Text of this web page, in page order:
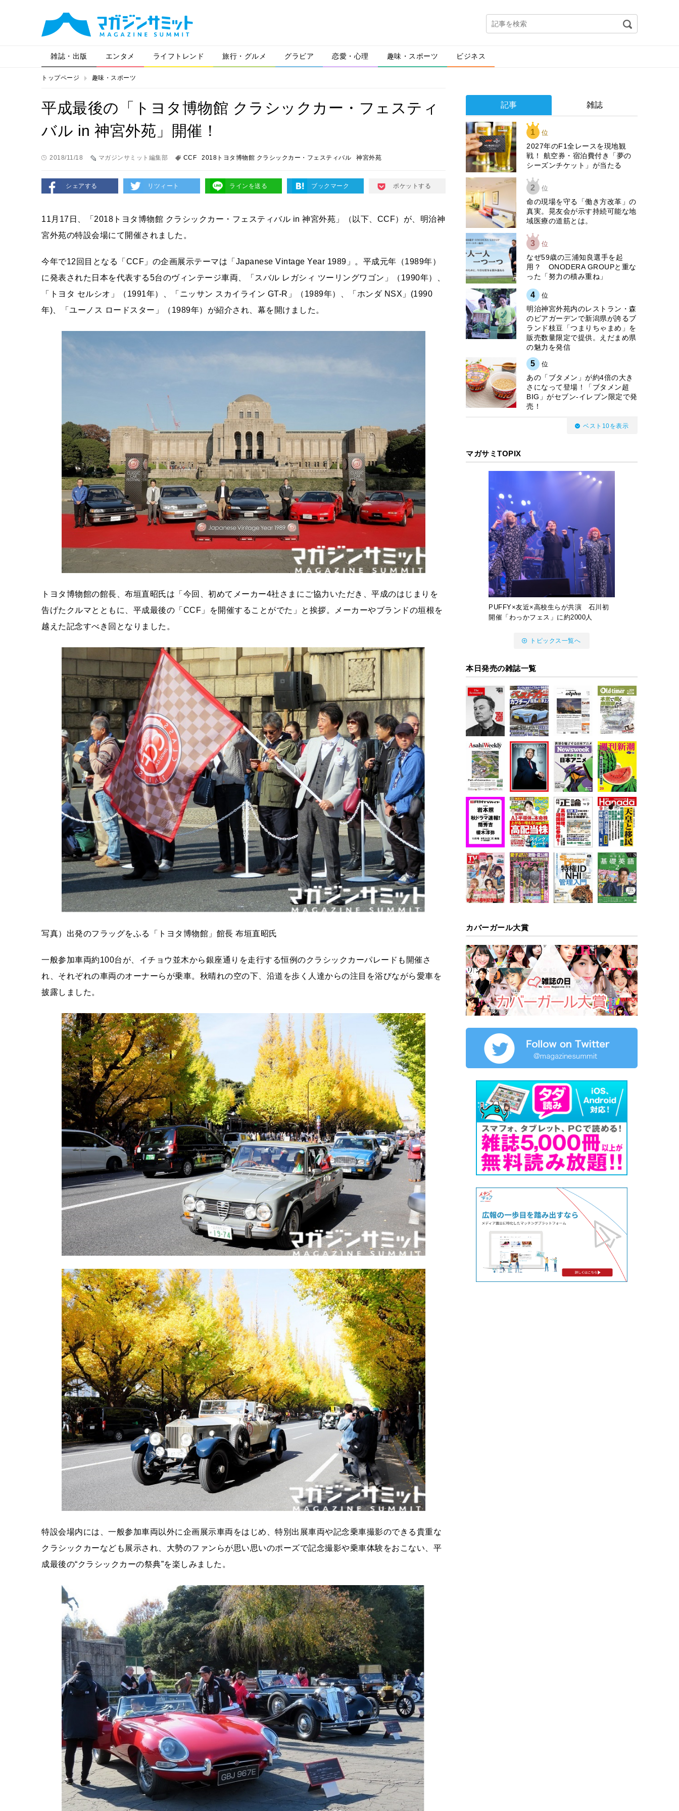
雑誌・出版 エンタメ ライフトレンド 旅行・グルメ グラビア 恋愛・心理 趣味・スポーツ ビジネス
トップページ 趣味・スポーツ
平成最後の「トヨタ博物館 クラシックカー・フェスティ
バル in 神宮外苑」開催！
2018/11/18 マガジンサミット編集部 CCF 2018トヨタ博物館 クラシックカー・フェスティバル 神宮外苑
シェアする リツィート ラインを送る ブックマーク ポケットする
11月17日、「2018トヨタ博物館 クラシックカー・フェスティバル in 神宮外苑」（以下、CCF）が、明治神
宮外苑の特設会場にて開催されました。
今年で12回目となる「CCF」の企画展示テーマは「Japanese Vintage Year 1989」。平成元年（1989年）
に発表された日本を代表する5台のヴィンテージ車両、「スバル レガシィ ツーリングワゴン」（1990年）、
「トヨタ セルシオ」（1991年）、「ニッサン スカイライン GT-R」（1989年）、「ホンダ NSX」(1990
年)、「ユーノス ロードスター」（1989年）が紹介され、幕を開けました。
トヨタ博物館の館長、布垣直昭氏は「今回、初めてメーカー4社さまにご協力いただき、平成のはじまりを
告げたクルマとともに、平成最後の「CCF」を開催することがでた」と挨拶。メーカーやブランドの垣根を
越えた記念すべき回となりました。
写真）出発のフラッグをふる「トヨタ博物館」館長 布垣直昭氏
一般参加車両約100台が、イチョウ並木から銀座通りを走行する恒例のクラシックカーパレードも開催さ
れ、それぞれの車両のオーナーらが乗車。秋晴れの空の下、沿道を歩く人達からの注目を浴びながら愛車を
披露しました。
特設会場内には、一般参加車両以外に企画展示車両をはじめ、特別出展車両や記念乗車撮影のできる貴重な
クラシックカーなども展示され、大勢のファンらが思い思いのポーズで記念撮影や乗車体験をおこない、平
成最後の“クラシックカーの祭典”を楽しみました。
記事 雑誌
1 位
2027年のF1全レースを現地観
戦！ 航空券・宿泊費付き「夢の
シーズンチケット」が当たる
2 位
​命の現場を守る「働き方改革」の
真実。晃友会が示す持続可能な地
域医療の道筋とは。
3 位
なぜ59歳の三浦知良選手を起
用？ ONODERA GROUPと重な
った「努力の積み重ね」
4 位
明治神宮外苑内のレストラン・森
のビアガーデンで新潟県が誇るブ
ランド枝豆「つまりちゃまめ」を
販売数量限定で提供。えだまめ県
の魅力を発信
5 位
あの「ブタメン」が約4倍の大き
さになって登場！「ブタメン超
BIG」がセブン‐イレブン限定で発
売！
ベスト10を表示
マガサミTOPIX
PUFFY×友近×高校生らが共演 石川初
開催「わっかフェス」に約2000人
トピックス一覧へ
本日発売の雑誌一覧
カバーガール大賞